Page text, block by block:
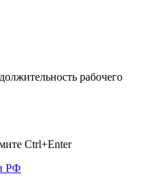
рабочего
Ctrl+Enter
РФ